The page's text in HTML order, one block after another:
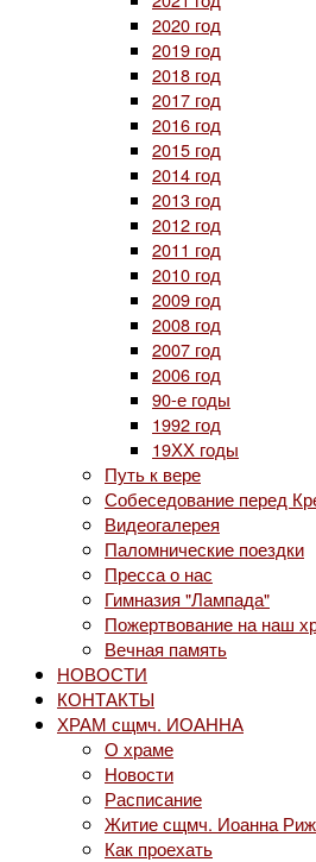
2020 год
2019 год
2018 год
2017 год
2016 год
2015 год
2014 год
2013 год
2012 год
2011 год
2010 год
2009 год
2008 год
2007 год
2006 год
90-е годы
1992 год
19ХХ годы
Путь к вере
Собеседование перед
Видеогалерея
Паломнические поездки
Пресса о нас
Гимназия "Лампада"
Пожертвование на наш
Вечная память
НОВОСТИ
КОНТАКТЫ
ХРАМ сщмч. ИОАННА
О храме
Новости
Расписание
Житие сщмч. Иоанна
Как проехать